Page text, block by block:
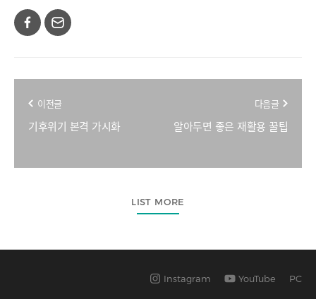
이전글
기후위기 본격 가시화
다음글
알아두면 좋은 재활용 꿀팁
LIST MORE
Instagram YouTube PC